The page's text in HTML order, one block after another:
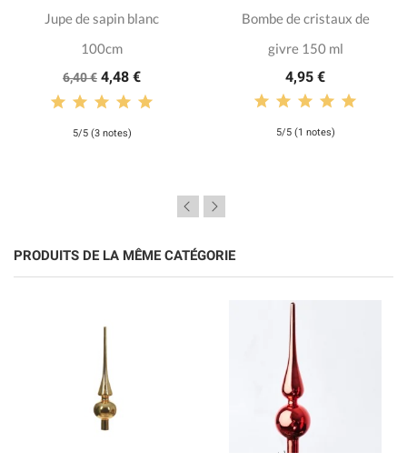
Jupe de sapin blanc
100cm
6,40 € 4,48 €
5/5 (3 notes)
Bombe de cristaux de
givre 150 ml
4,95 €
5/5 (1 notes)
PRODUITS DE LA MÊME CATÉGORIE